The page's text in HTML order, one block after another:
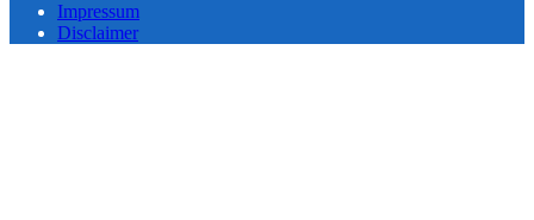
Impressum
Disclaimer